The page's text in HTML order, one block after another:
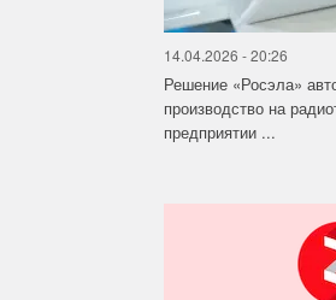
14.04.2026 - 20:26
Решение «Росэла»
производство на
предприятии ...